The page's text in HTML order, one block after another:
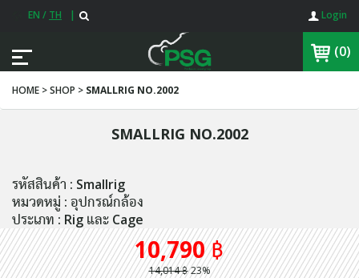
EN / TH | Login
(0)
HOME > SHOP > SMALLRIG NO.2002
SMALLRIG NO.2002
รหัสสินค้า : Smallrig
หมวดหมู่ : อุปกรณ์กล้อง
ประเภท : Rig และ Cage
10,790 ฿
14,014 ฿23%